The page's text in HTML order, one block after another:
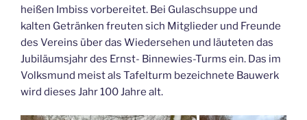
heißen Imbiss vorbereitet. Bei Gulaschsuppe und
kalten Getränken freuten sich Mitglieder und Freunde
des Vereins über das Wiedersehen und läuteten das
Jubiläumsjahr des Ernst- Binnewies-Turms ein. Das im
Volksmund meist als Tafelturm bezeichnete Bauwerk
wird dieses Jahr 100 Jahre alt.